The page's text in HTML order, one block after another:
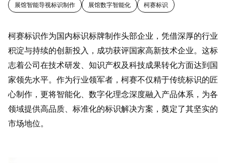
展馆智能导视标识制作 展馆数字智能化 柯赛标识
柯赛标识作为国内标识标牌制作头部企业，凭借深厚的行业
积淀与持续的创新投入，成功获评国家高新技术企业。这标
志着公司在技术研发、知识产权及科技成果转化方面达到国
家领先水平。作为行业领军者，柯赛不仅精于传统标识的匠
心制作，更将智能化、数字化理念深度融入产品体系，为各
领域提供高品质、标准化的标识解决方案，奠定了其坚实的
市场地位。